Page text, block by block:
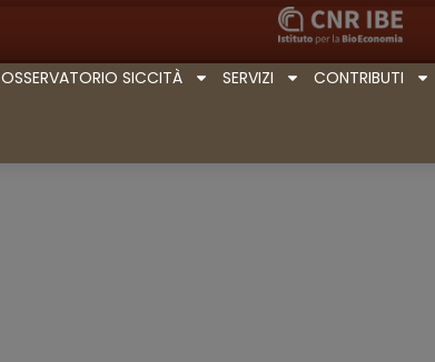
OSSERVATORIO SICCITÀ SERVIZI CONTRIBUTI